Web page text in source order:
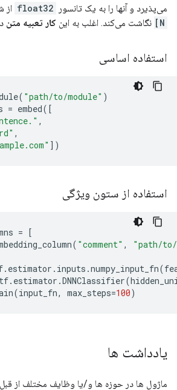
می‌پذیرد و آنها را به یک تانسور
float32 از
N]
نگاشت می‌کند. اغلب به این کار تعبیه متن
استفاده اساسی
( "path/to/module" )
= embed([
,
,
])
استفاده از ستون ویژگی
= [
( "comment" ,
"path/to/
. estimator . inputs .numpy_input_fn(
tf. estimator .DNNClassifier(
(input_fn, max_steps=100)
یادداشت ها
ماژول ها در حوزه ها و/یا وظایف مختلف از